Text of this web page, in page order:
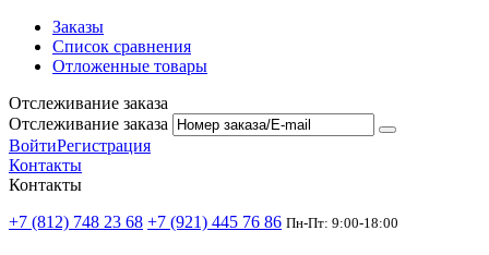
Заказы
Список сравнения
Отложенные товары
Отслеживание заказа
Отслеживание заказа
ВойтиРегистрация
Контакты
Контакты
+7 (812) 748 23 68 +7 (921) 445 76 86 Пн-Пт: 9:00-18:00